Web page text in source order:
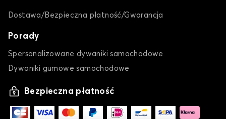
Dostawa/Bezpieczna płatność/Gwarancja
Porady
Spersonalizowane dywaniki samochodowe
Dywaniki gumowe samochodowe
Bezpieczna płatność